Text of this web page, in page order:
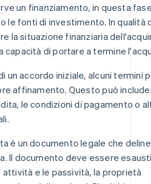
un finanziamento, in questa
le fonti di investimento. In qualità
la situazione finanziaria
capacità di portare a termine
un accordo iniziale, alcuni termini
affinamento. Questo può
le condizioni di pagamento o
è un documento legale che
Il documento deve essere
attività e le passività, la proprietà